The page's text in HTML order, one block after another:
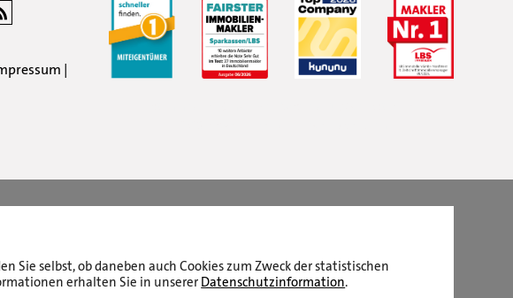
|
selbst, ob daneben auch Cookies zum Zweck der statistischen
erhalten Sie in unserer Datenschutzinformation.